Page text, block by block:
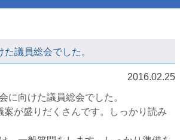
議員総会でした。
2016.02.25
に向けた議員総会でした。
案が盛りだくさんです。しっかり読み